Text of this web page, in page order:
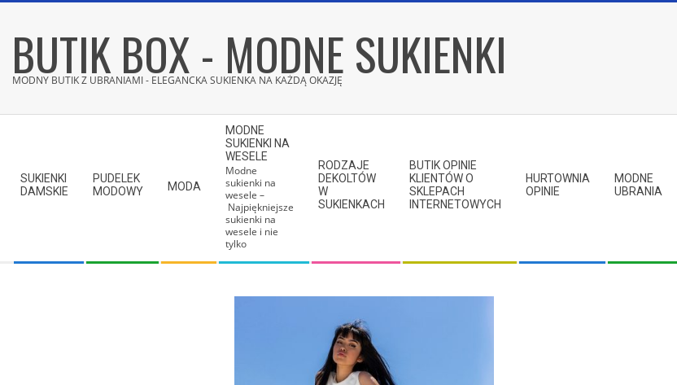
contentBUTIK BOX - MODNE SUKIENKI
MODNY BUTIK Z UBRANIAMI - ELEGANCKA SUKIENKA NA KAŻDĄ OKAZJĘ
SUKIENKI
DAMSKIE
PUDELEK
MODOWY
MODA
MODNE
SUKIENKI NA
WESELE
Modne
sukienki na
wesele –
Najpiękniejsze
sukienki na
wesele i nie
tylko
RODZAJE
DEKOLTÓW
W
SUKIENKACH
BUTIK OPINIE
KLIENTÓW O
SKLEPACH
INTERNETOWYCH
HURTOWNIA
OPINIE
MODNE
UBRANIA